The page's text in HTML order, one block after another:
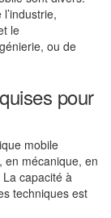
le
ou de
pour
mobile
en mécanique, en
La capacité à
techniques est